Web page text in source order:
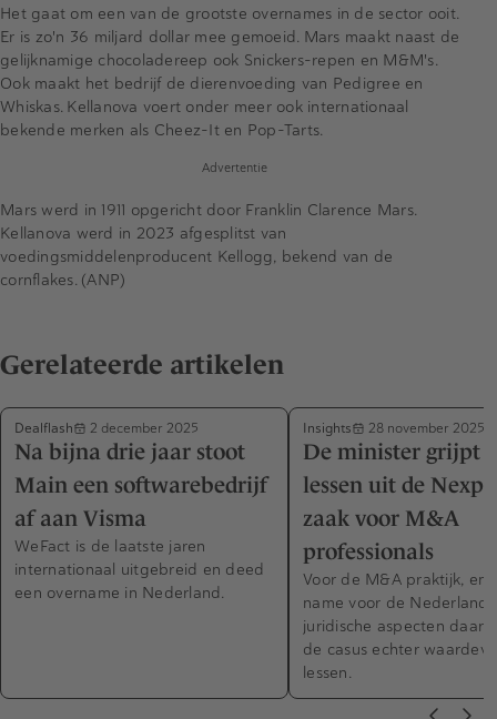
Het gaat om een van de grootste overnames in de sector ooit.
Er is zo'n 36 miljard dollar mee gemoeid. Mars maakt naast de
gelijknamige chocoladereep ook Snickers-repen en M&M's.
Ook maakt het bedrijf de dierenvoeding van Pedigree en
Whiskas. Kellanova voert onder meer ook internationaal
bekende merken als Cheez-It en Pop-Tarts.
Advertentie
Mars werd in 1911 opgericht door Franklin Clarence Mars.
Kellanova werd in 2023 afgesplitst van
voedingsmiddelenproducent Kellogg, bekend van de
cornflakes. (ANP)
Gerelateerde artikelen
Dealflash 2 december 2025
Na bijna drie jaar stoot
Main een softwarebedrijf
af aan Visma
WeFact is de laatste jaren
internationaal uitgebreid en deed
een overname in Nederland.
Insights 28 november 2025
De minister grijpt
lessen uit de
zaak voor M&A
professionals
Voor de M&A praktijk, en
name voor de
juridische aspecten
de casus echter
lessen.